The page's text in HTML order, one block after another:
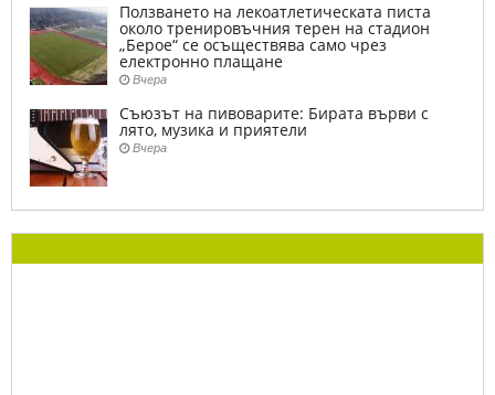
Ползването на лекоатлетическата писта
около тренировъчния терен на стадион
„Берое“ се осъществява само чрез
електронно плащане
Вчера
Съюзът на пивоварите: Бирата върви с
лято, музика и приятели
Вчера